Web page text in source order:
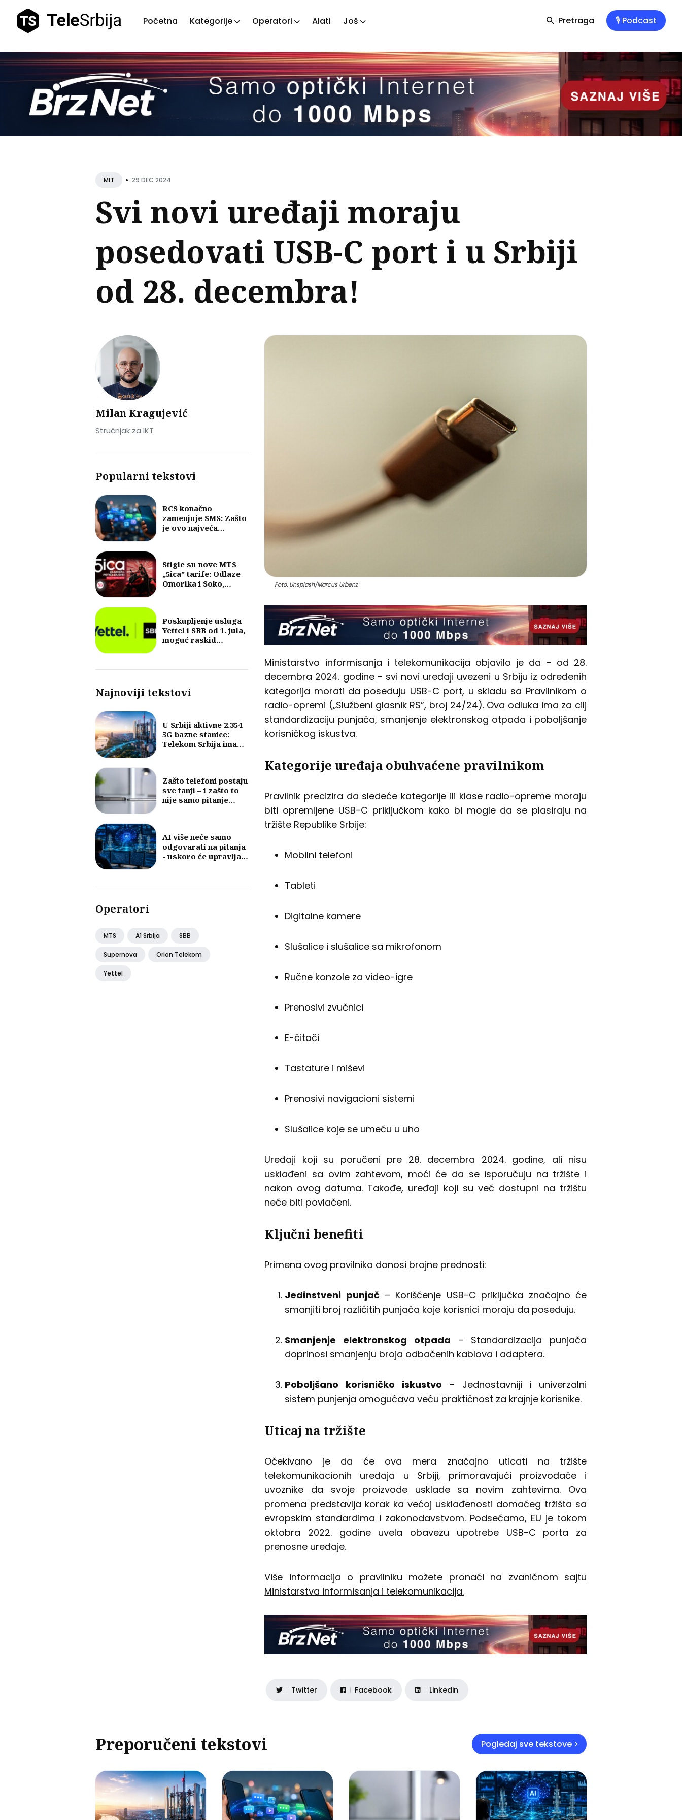
Početna Kategorije Operatori Alati Još Pretraga 🎙️ Podcast
Pretražite
tekstove
MIT • 29 DEC 2024
Svi novi uređaji moraju
posedovati USB-C port i u Srbiji
od 28. decembra!
Milan Kragujević
Stručnjak za IKT
Popularni tekstovi
RCS konačno
zamenjuje SMS: Zašto
je ovo najveća
Stigle su nove MTS
„5ica” tarife: Odlaze
Omorika i Soko,
Poskupljenje usluga
Yettel i SBB od 1. jula,
moguć raskid
Najnoviji tekstovi
U Srbiji aktivne 2.354
5G bazne stanice:
Telekom Srbija ima
Zašto telefoni postaju
sve tanji – i zašto to
nije samo pitanje
AI više neće samo
odgovarati na pitanja
- uskoro će upravljati
Operatori
MTS A1 Srbija SBB
Supernova Orion Telekom
Yettel
Foto: Unsplash/Marcus Urbenz
Ministarstvo informisanja i telekomunikacija objavilo je da - od 28.
decembra 2024. godine - svi novi uređaji uvezeni u Srbiju iz određenih
kategorija morati da poseduju USB-C port, u skladu sa Pravilnikom o
radio-opremi („Službeni glasnik RS”, broj 24/24). Ova odluka ima za cilj
standardizaciju punjača, smanjenje elektronskog otpada i poboljšanje
korisničkog iskustva.
Kategorije uređaja obuhvaćene pravilnikom
Pravilnik precizira da sledeće kategorije ili klase radio-opreme moraju
biti opremljene USB-C priključkom kako bi mogle da se plasiraju na
tržište Republike Srbije:
Mobilni telefoni
Tableti
Digitalne kamere
Slušalice i slušalice sa mikrofonom
Ručne konzole za video-igre
Prenosivi zvučnici
E-čitači
Tastature i miševi
Prenosivi navigacioni sistemi
Slušalice koje se umeću u uho
Uređaji koji su poručeni pre 28. decembra 2024. godine, ali nisu
usklađeni sa ovim zahtevom, moći će da se isporučuju na tržište i
nakon ovog datuma. Takođe, uređaji koji su već dostupni na tržištu
neće biti povlačeni.
Ključni benefiti
Primena ovog pravilnika donosi brojne prednosti:
Jedinstveni punjač– Korišćenje USB-C priključka značajno će
smanjiti broj različitih punjača koje korisnici moraju da poseduju.
Smanjenje elektronskog otpada – Standardizacija punjača
doprinosi smanjenju broja odbačenih kablova i adaptera.
Poboljšano korisničko iskustvo – Jednostavniji i univerzalni
sistem punjenja omogućava veću praktičnost za krajnje korisnike.
Uticaj na tržište
Očekivano je da će ova mera značajno uticati na tržište
telekomunikacionih uređaja u Srbiji, primoravajući proizvođače i
uvoznike da svoje proizvode usklade sa novim zahtevima. Ova
promena predstavlja korak ka većoj usklađenosti domaćeg tržišta sa
evropskim standardima i zakonodavstvom. Podsećamo, EU je tokom
oktobra 2022. godine uvela obavezu upotrebe USB-C porta za
prenosne uređaje.
Više informacija o pravilniku možete pronaći na zvaničnom sajtu
Ministarstva informisanja i telekomunikacija.
Twitter Facebook Linkedin
Preporučeni tekstovi Pogledaj sve tekstove